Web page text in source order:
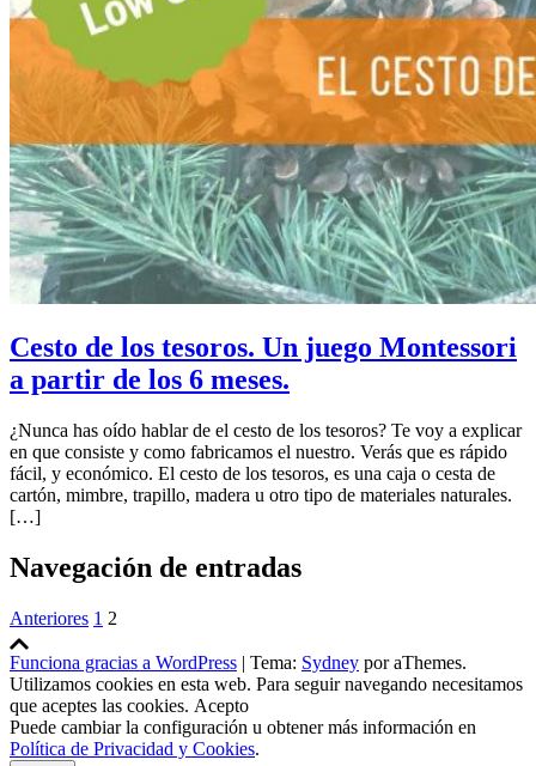
Cesto de los tesoros. Un juego Montessori
a partir de los 6 meses.
¿Nunca has oí­do hablar de el cesto de los tesoros? Te voy a explicar
en que consiste y como fabricamos el nuestro. Verás que es rápido
fácil, y económico. El cesto de los tesoros, es una caja o cesta de
cartón, mimbre, trapillo, madera u otro tipo de materiales naturales.
[…]
Navegación de entradas
Anteriores 1 2
Funciona gracias a WordPress | Tema: Sydney por aThemes.
Utilizamos cookies en esta web. Para seguir navegando necesitamos
que aceptes las cookies. Acepto
Puede cambiar la configuración u obtener más información en
Política de Privacidad y Cookies.